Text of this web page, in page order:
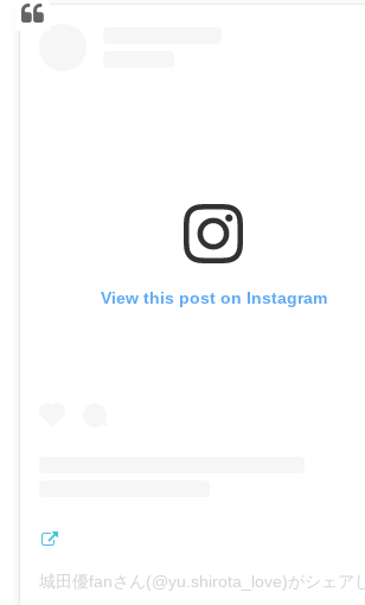
View this post on Instagram